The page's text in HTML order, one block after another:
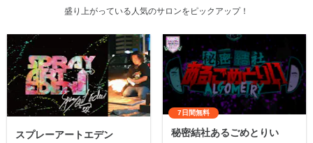
盛り上がっている人気のサロンをピックアップ！
スプレーアートエデン
7日間無料
秘密結社あるごめとりい